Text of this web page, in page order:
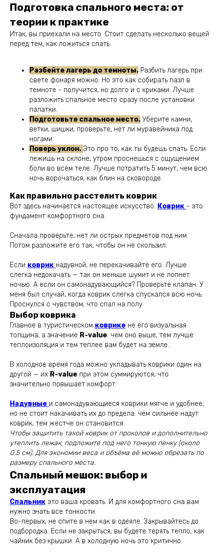
Подготовка спального места: от
теории к практике
Итак, вы приехали на место. Стоит сделать несколько вещей
перед тем, как ложиться спать:
Разбейте лагерь до темноты. Разбить лагерь при
свете фонаря можно. Но это как собирать пазл в
темноте - получится, но долго и с криками. Лучше
разложить спальное место сразу после установки
палатки.
Подготовьте спальное место. Уберите камни,
ветки, шишки, проверьте, нет ли муравейника под
ногами.
Поверь уклон. Это про то, как ты будешь спать. Если
лежишь на склоне, утром проснешься с ощущением
боли во всём теле. Лучше потратить 5 минут, чем всю
ночь ворочаться, как блин на сковороде.
Как правильно расстелить коврик
Вот здесь начинается настоящее искусство. Коврик - это
фундамент комфортного сна.
Сначала проверьте, нет ли острых предметов под ним.
Потом разложите его так, чтобы он не скользил.
Если коврик надувной, не перекачивайте его. Лучше
слегка недокачать — так он меньше шумит и не лопнет
ночью. А если он самонадувающийся? Проверьте клапан. У
меня был случай, когда коврик слегка спускался всю ночь.
Проснулся с чувством, что спал на полу.
Выбор коврика
Главное в туристическом коврике не его визуальная
толщина, а значение R-value: чем оно выше, тем лучше
теплоизоляция и тем теплее вам будет на земле.
В холодное время года можно укладывать коврики один на
другой — их R-value при этом суммируются, что
значительно повышает комфорт.
Надувные и самонадувающиеся коврики мягче и удобнее,
но не стоит накачивать их до предела: чем сильнее надут
коврик, тем жестче он становится.
Чтобы защитить такой коврик от проколов и дополнительно
утеплить лежак, подложите под него тонкую пенку (около
0,5 см). Для экономии веса и объёма её можно обрезать по
размеру спального места.
Спальный мешок: выбор и
эксплуатация
Спальник это ваша кровать. И для комфортного сна вам
нужно знать все тонкости.
Во-первых, не спите в нем как в одеяле. Закрывайтесь до
подбородка. Если не закрыться, вы будете терять тепло, как
чайник без крышки. А в холодную ночь это критично.